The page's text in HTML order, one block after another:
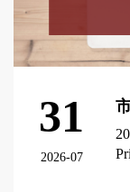
31
2026-07